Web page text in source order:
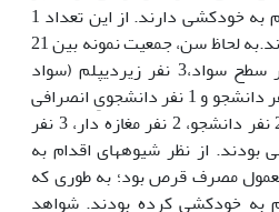
آبدانان است که تجربۀ اقدام به خودکشی دارند. از این تعداد 1
نفر متأهل و 7 نفر مجرد بودند.به لحاظ سن، جمعیت نمونه بین 21
تا 29 سال قرار دارد.از نظر سطح سواد،3 نفر زیردیپلم (سواد
راهنمایی)، 2 نفر دیپلم،2 نفر دانشجو و 1 نفر دانشجویِ انصرافی
بودند.از نظر وضع فعالیت، 2 نفر دانشجو، 2 نفر مغازه دار، 3 نفر
اخراجی بودند. از نظر شیوه­های اقدام به
مصرف قرص بود؛ به طوری که
به خودکشی کرده بودند. شواهد